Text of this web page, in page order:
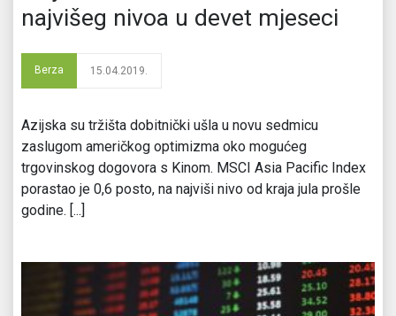
najvišeg nivoa u devet mjeseci
Berza 15.04.2019.
Azijska su tržišta dobitnički ušla u novu sedmicu
zaslugom američkog optimizma oko mogućeg
trgovinskog dogovora s Kinom. MSCI Asia Pacific Index
porastao je 0,6 posto, na najviši nivo od kraja jula prošle
godine. [...]